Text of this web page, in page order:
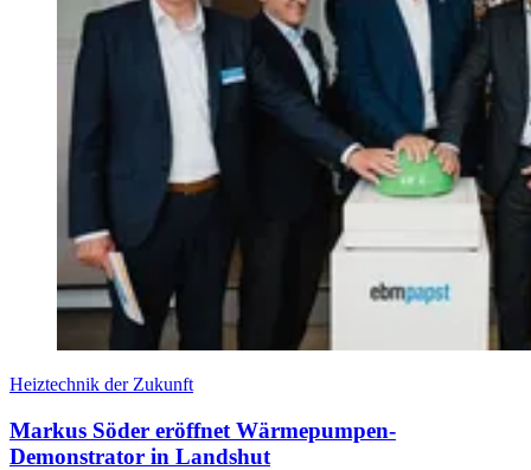
Heiztechnik der Zukunft
Markus Söder eröffnet Wärmepumpen-
Demonstrator in Landshut